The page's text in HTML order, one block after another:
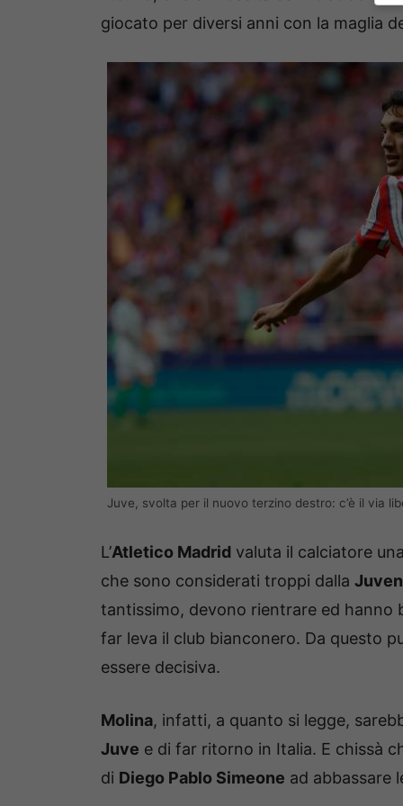
giocato per diversi anni con la maglia
Juve, svolta per il nuovo terzino destro: c’è il via
L’Atletico Madrid valuta il calciatore
che sono considerati troppi dalla
tantissimo, devono rientrare ed hanno
far leva il club bianconero. Da questo
essere decisiva.
Molina, infatti, a quanto si legge,
Juve e di far ritorno in Italia. E chissà
di Diego Pablo Simeone ad abbassare